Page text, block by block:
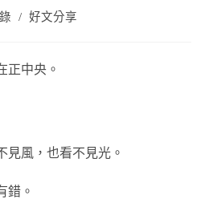
/ 好文分享
正中央。
見風，也看不見光。
錯。